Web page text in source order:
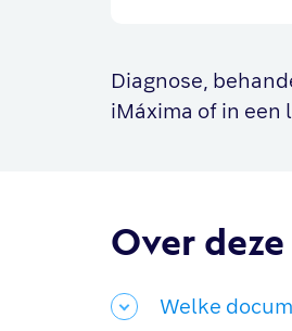
Diagnose,
iMáxima of in
Over
Welke